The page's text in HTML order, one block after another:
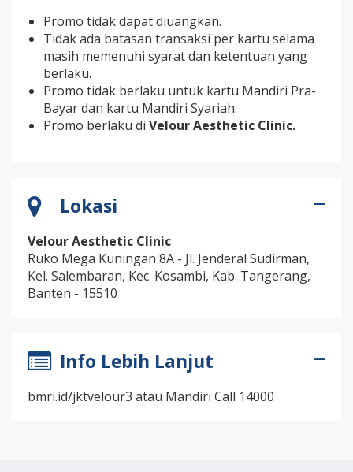
Promo tidak dapat diuangkan.
Tidak ada batasan transaksi per kartu selama
masih memenuhi syarat dan ketentuan yang
berlaku.
Promo tidak berlaku untuk kartu Mandiri Pra-
Bayar dan kartu Mandiri Syariah.
Promo berlaku di Velour Aesthetic Clinic.
Lokasi
Velour Aesthetic Clinic
Ruko Mega Kuningan 8A - Jl. Jenderal Sudirman,
Kel. Salembaran, Kec. Kosambi, Kab. Tangerang,
Banten - 15510
Info Lebih Lanjut
bmri.id/jktvelour3 atau Mandiri Call 14000